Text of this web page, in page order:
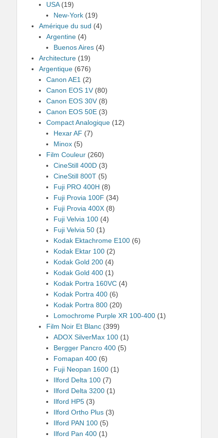
USA(19)
New-York (19)
Amérique du sud (4)
Argentine (4)
Buenos Aires (4)
Architecture (19)
Argentique (676)
Canon AE1 (2)
Canon EOS 1V (80)
Canon EOS 30V (8)
Canon EOS 50E (3)
Compact Analogique (12)
Hexar AF (7)
Minox (5)
Film Couleur (260)
CineStill 400D (3)
CineStill 800T (5)
Fuji PRO 400H (8)
Fuji Provia 100F (34)
Fuji Provia 400X (8)
Fuji Velvia 100 (4)
Fuji Velvia 50 (1)
Kodak Ektachrome E100 (6)
Kodak Ektar 100 (2)
Kodak Gold 200 (4)
Kodak Gold 400 (1)
Kodak Portra 160VC (4)
Kodak Portra 400 (6)
Kodak Portra 800 (20)
Lomochrome Purple XR 100-400 (1)
Film Noir Et Blanc (399)
ADOX SilverMax 100 (1)
Bergger Pancro 400 (5)
Fomapan 400 (6)
Fuji Neopan 1600 (1)
Ilford Delta 100 (7)
Ilford Delta 3200 (1)
Ilford HP5 (3)
Ilford Ortho Plus (3)
Ilford PAN 100 (5)
Ilford Pan 400 (1)